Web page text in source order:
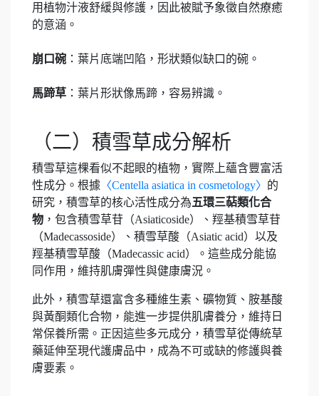
用植物汁液舒緩與修護，因此被賦予象徵自然療癒
的意涵。
崩口碗 ：葉片底端凹陷，形狀類似缺口的碗。
馬蹄草 ：葉片形狀像馬蹄，容易辨識。
（二）積雪草成分解析
積雪草這棵看似不起眼的植物，實際上蘊含豐富活
性成分。根據 〈Centella asiatica in cosmetology〉 的
研究，積雪草的核心活性成分為五環三萜類化合
物 ，包含積雪草苷（Asiaticoside）、羥基積雪草苷
（Madecassoside）、積雪草酸（Asiatic acid）以及
羥基積雪草酸（Madecassic acid）。這些成分能協
同作用，維持肌膚彈性與健康膚況。
此外，積雪草還富含多種維生素、礦物質、胺基酸
與黃酮類化合物，能進一步提供肌膚養分，維持日
常保養所需。正因這些多元成分，積雪草從傳統草
藥延伸至現代護膚品中，成為不可或缺的修護與養
膚要素。